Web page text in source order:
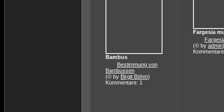
Bambus
Bestimmung von
Bambussen
(© by Birgit Böhm)
Kommentare: 1
Fargesia
(© by admin)